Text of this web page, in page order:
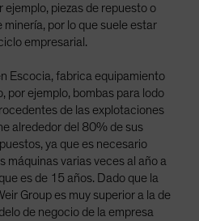
piezas de repuesto o
por lo que suele estar
empresarial.
Escocia, fabrica equipamiento
por ejemplo, bombas para lodo
de las explotaciones
alrededor del 80% de sus
ya que es necesario
máquinas varias veces al año a
es de 15 años. Dado que la
Group es muy superior a la de
de negocio de la empresa